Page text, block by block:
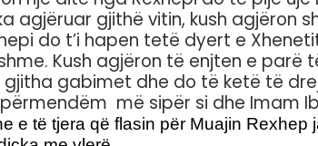
agjëruar gjithë vitin, kush agjëron
do t’i hapen tetë dyert e
Kush agjëron të enjten e parë
gjitha gabimet dhe do të ketë të
më sipër si dhe Imam
e të tjera që flasin për Muajin Rexhep